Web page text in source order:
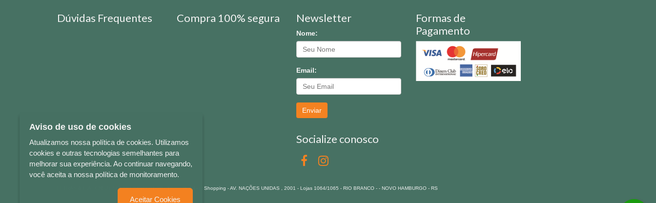
Dúvidas Frequentes Compra 100% segura Newsletter
Nome:
Email:
Enviar
Socialize conosco
Formas de
Pagamento
LETRAS & CIA - CNPJ n° 88.587.548/0001-20 - Térreo Bourbon Shopping - AV. NAÇÕES UNIDAS , 2001 - Lojas 1064/1065 - RIO BRANCO - - NOVO HAMBURGO - RS
Aviso de uso de cookies
Atualizamos nossa política de cookies. Utilizamos
cookies e outras tecnologias semelhantes para
melhorar sua experiência. Ao continuar navegando,
você aceita a nossa política de monitoramento.
Aceitar Cookies